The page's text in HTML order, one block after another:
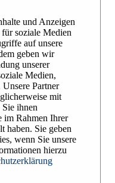
Hottest Topics
und Anzeigen
soziale Medien
auf unsere
geben wir
unserer
Medien,
Partner
mit
ihnen
im Rahmen Ihrer
haben. Sie geben
wenn Sie unsere
hierzu